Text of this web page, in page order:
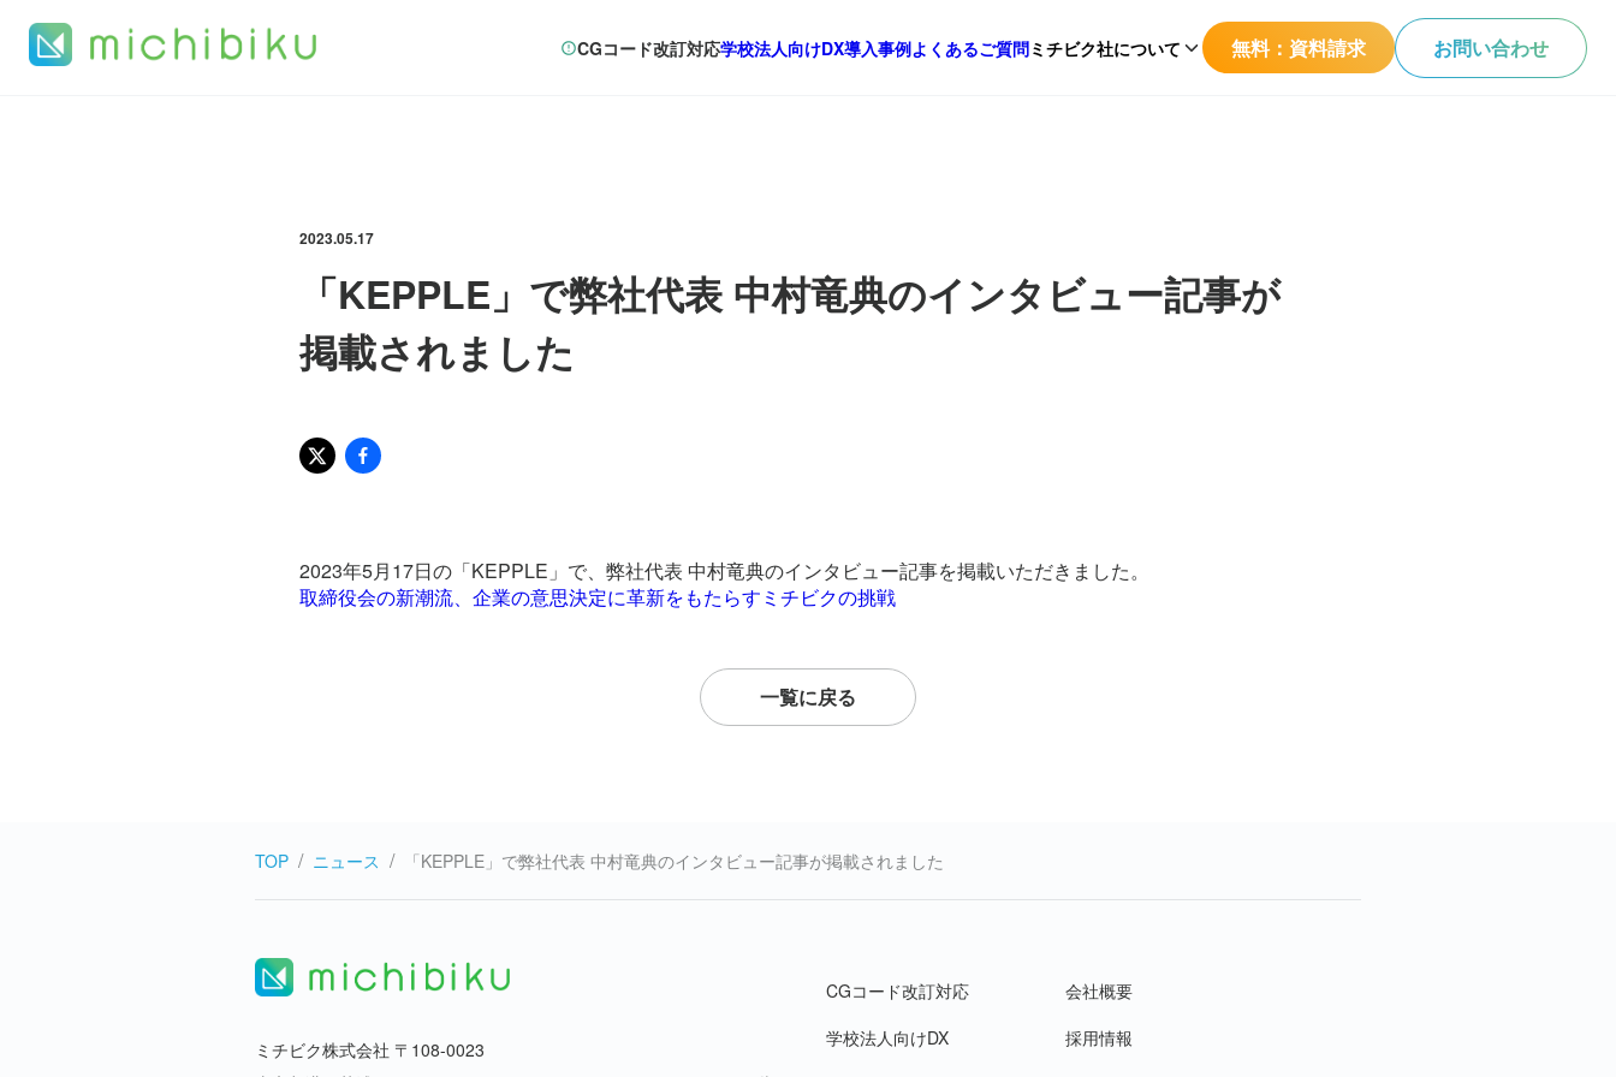
CGコード改訂対応学校法人向けDX導入事例よくあるご質問ミチビク社について 無料：資料請求 お問い合わせ
2023.05.17
「KEPPLE」で弊社代表 中村竜典のインタビュー記事が
掲載されました
2023年5月17日の「KEPPLE」で、弊社代表 中村竜典のインタビュー記事を掲載いただきました。
取締役会の新潮流、企業の意思決定に革新をもたらすミチビクの挑戦
一覧に戻る
TOP ニュース 「KEPPLE」で弊社代表 中村竜典のインタビュー記事が掲載されました
ミチビク株式会社 〒108-0023
CGコード改訂対応
学校法人向けDX
会社概要
採用情報